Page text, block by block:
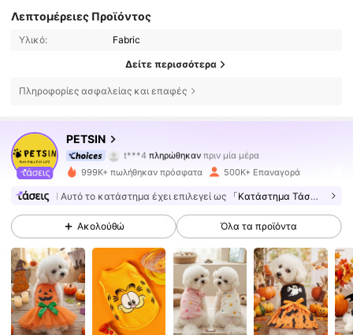
Λεπτομέρειες Προϊόντος
Υλικό: Fabric
Δείτε περισσότερα
Πληροφορίες ασφαλείας και επαφές
PETSIN
E***a ακολούθησε10 λεπτά πριν
4.85 218K Ακόλουθοι
4.85 218K Ακόλουθοι
999K+ πωλήθηκαν πρόσφατα 500K+ Επαναγορά
Αυτό το κατάστημα έχει επιλεγεί ως 「Κατάστημα Τάσεων」
Ακολούθώ Όλα τα προϊόντα